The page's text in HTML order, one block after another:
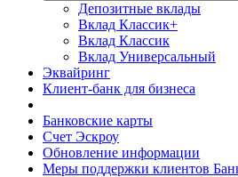
Депозитные вклады
Вклад Классик+
Вклад Классик
Вклад Универсальный
Эквайринг
Клиент-банк для бизнеса
Банковские карты
Счет Эскроу
Обновление информации
Меры поддержки клиентов